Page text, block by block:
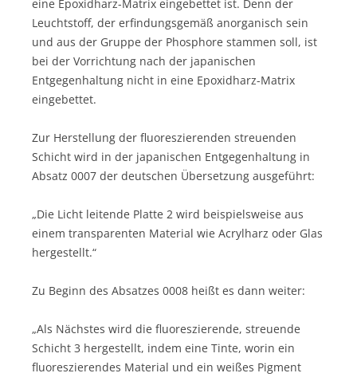
eine Epoxidharz-Matrix eingebettet ist. Denn der
Leuchtstoff, der erfindungsgemäß anorganisch sein
und aus der Gruppe der Phosphore stammen soll, ist
bei der Vorrichtung nach der japanischen
Entgegenhaltung nicht in eine Epoxidharz-Matrix
eingebettet.
Zur Herstellung der fluoreszierenden streuenden
Schicht wird in der japanischen Entgegenhaltung in
Absatz 0007 der deutschen Übersetzung ausgeführt:
„Die Licht leitende Platte 2 wird beispielsweise aus
einem transparenten Material wie Acrylharz oder Glas
hergestellt.“
Zu Beginn des Absatzes 0008 heißt es dann weiter:
„Als Nächstes wird die fluoreszierende, streuende
Schicht 3 hergestellt, indem eine Tinte, worin ein
fluoreszierendes Material und ein weißes Pigment